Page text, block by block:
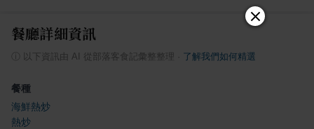
餐廳詳細資訊
以下資訊由 AI 從部落客食記彙整整理 了解我們如何精選
餐種
海鮮熱炒
熱炒